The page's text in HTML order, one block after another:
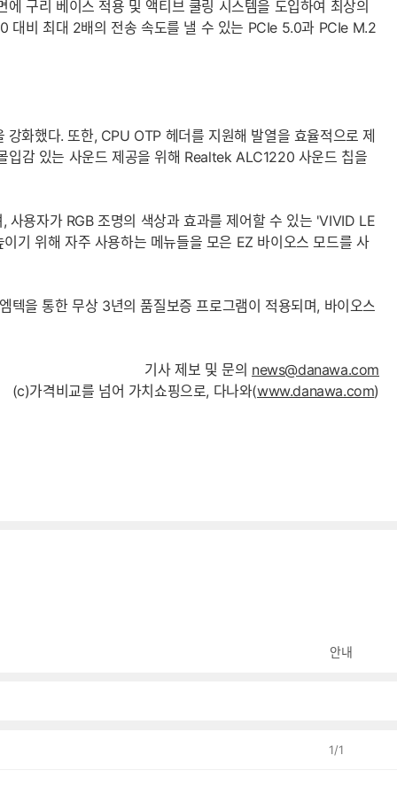
구리 베이스 적용 및 액티브 쿨링 시스템을 도입하여 최상의
대비 최대 2배의 전송 속도를 낼 수 있는 PCIe 5.0과 PCIe M.2
화했다. 또한, CPU OTP 헤더를 지원해 발열을 효율적으로 제
입감 있는 사운드 제공을 위해 Realtek ALC1220 사운드 칩을
용자가 RGB 조명의 색상과 효과를 제어할 수 있는 'VIVID LE
기 위해 자주 사용하는 메뉴들을 모은 EZ 바이오스 모드를 사
을 통한 무상 3년의 품질보증 프로그램이 적용되며, 바이오스
기사 제보 및 문의 news@danawa.com
(c)가격비교를 넘어 가치쇼핑으로, 다나와(www.danawa.com)
안내
1/1